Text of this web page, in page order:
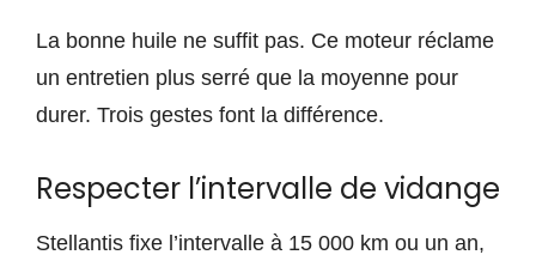
La bonne huile ne suffit pas. Ce moteur réclame
un entretien plus serré que la moyenne pour
durer. Trois gestes font la différence.
Respecter l’intervalle de vidange
Stellantis fixe l’intervalle à 15 000 km ou un an,